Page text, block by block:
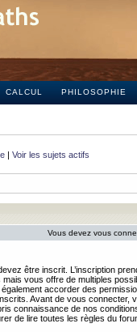
CALCUL PHILOSOPHIE
| Voir les sujets actifs
Vous devez vous
être inscrit. L’inscription
vous offre de multiples
également accorder des
Avant de vous connecter,
connaissance de nos
de lire toutes les règles du